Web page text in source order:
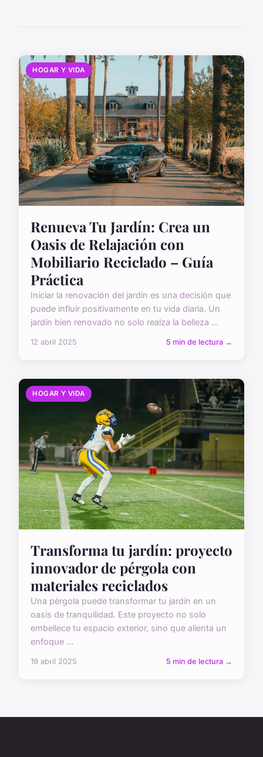
HOGAR Y VIDA
Renueva Tu Jardín: Crea un
Oasis de Relajación con
Mobiliario Reciclado – Guía
Práctica
Iniciar la renovación del jardín es una decisión que
puede influir positivamente en tu vida diaria. Un
jardín bien renovado no solo realza la belleza ...
12 abril 2025 5 min de lectura →
HOGAR Y VIDA
Transforma tu jardín: proyecto
innovador de pérgola con
materiales reciclados
Una pérgola puede transformar tu jardín en un
oasis de tranquilidad. Este proyecto no solo
embellece tu espacio exterior, sino que alienta un
enfoque ...
19 abril 2025 5 min de lectura →